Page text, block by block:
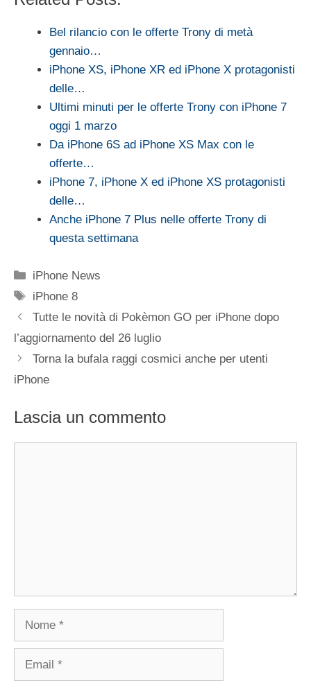
Bel rilancio con le offerte Trony di metà
gennaio…
iPhone XS, iPhone XR ed iPhone X protagonisti
delle…
Ultimi minuti per le offerte Trony con iPhone 7
oggi 1 marzo
Da iPhone 6S ad iPhone XS Max con le
offerte…
iPhone 7, iPhone X ed iPhone XS protagonisti
delle…
Anche iPhone 7 Plus nelle offerte Trony di
questa settimana
Categorie
iPhone News
Tag
iPhone 8
Tutte le novità di Pokèmon GO per iPhone dopo
l’aggiornamento del 26 luglio
Torna la bufala raggi cosmici anche per utenti
iPhone
Lascia un commento
Nome
Email